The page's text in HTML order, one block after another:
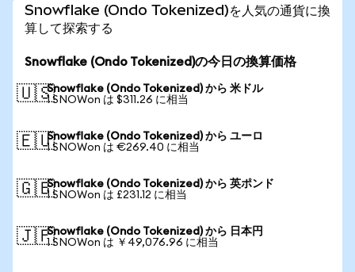
Snowflake (Ondo Tokenized)を人気の通貨に換
算して探索する
Snowflake (Ondo Tokenized)の今日の換算価格
🇺🇸Snowflake (Ondo Tokenized) から 米ドル
1 SNOWon は $311.26 に相当
🇪🇺Snowflake (Ondo Tokenized) から ユーロ
1 SNOWon は €269.40 に相当
🇬🇧Snowflake (Ondo Tokenized) から 英ポンド
1 SNOWon は £231.12 に相当
🇯🇵Snowflake (Ondo Tokenized) から 日本円
1 SNOWon は ￥49,076.96 に相当